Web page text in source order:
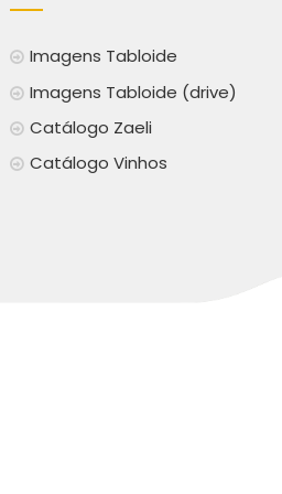
Imagens Tabloide
Imagens Tabloide (drive)
Catálogo Zaeli
Catálogo Vinhos